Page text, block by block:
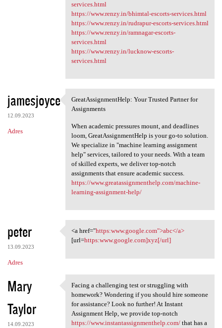
services.html
https://www.renzy.in/bhimtal-escorts-services.html
https://www.renzy.in/rudrapur-escorts-services.html
https://www.renzy.in/ramnagar-escorts-
services.html
https://www.renzy.in/lucknow-escorts-
services.html
jamesjoyce
12.09.2023
Adres
GreatAssignmentHelp: Your
GreatAssignmentHelp: Your Trusted Partner for
Assignments
When academic pressures mount, and deadlines
loom, GreatAssignmentHelp is your go-to solution.
We specialize in "machine learning assignment
help" services, tailored to your needs. With a team
of skilled experts, we deliver top-notch
assignments that ensure academic success.
https://www.greatassignmenthelp.com/machine-
learning-assignment-help/
peter
13.09.2023
Adres
<a href="https:www.google.com
<a href="https:www.google.com">abc</a>
[url=https:www.google.com]xyz[/url]
Mary
Taylor
14.09.2023
Facing a challenging test or
Facing a challenging test or struggling with
homework? Wondering if you should hire someone
for assistance? Look no further! At Instant
Assignment Help, we provide top-notch
https://www.instantassignmenthelp.com/that has a